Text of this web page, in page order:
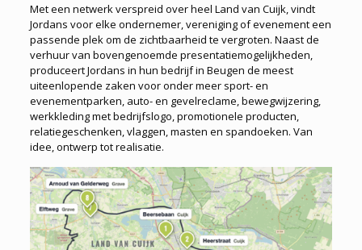
Met een netwerk verspreid over heel Land van Cuijk, vindt
Jordans voor elke ondernemer, vereniging of evenement een
passende plek om de zichtbaarheid te vergroten. Naast de
verhuur van boven­genoemde presentatiemogelijkheden,
produceert Jordans in hun bedrijf in Beugen de meest
uiteenlopende zaken voor onder meer sport- en
evenementparken, auto- en gevelreclame, bewegwijzering,
werkkleding met bedrijfslogo, promotionele producten,
relatiegeschenken, vlaggen, masten en spandoeken. Van
idee, ontwerp tot realisatie.